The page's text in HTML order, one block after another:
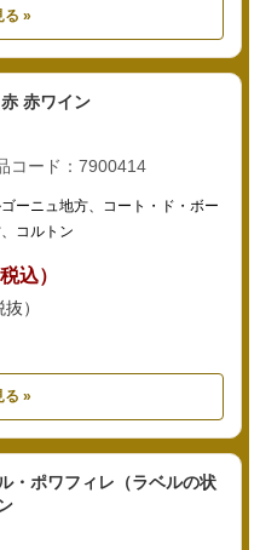
る »
赤ワイン
コード：7900414
ーニュ地方、コート・ド・ボー
コルトン
込）
）
る »
・ポワフィレ（ラベルの状